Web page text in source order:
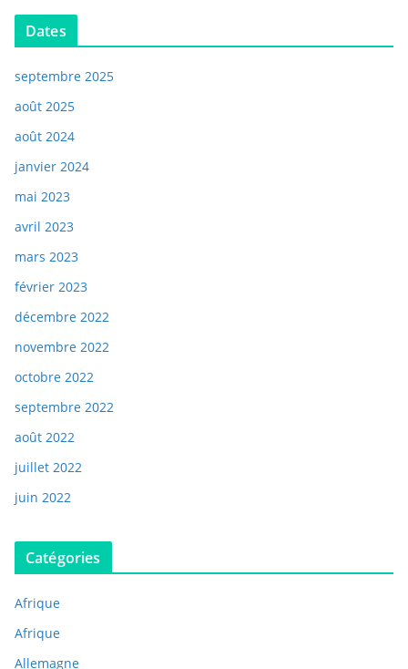
Dates
septembre 2025
août 2025
août 2024
janvier 2024
mai 2023
avril 2023
mars 2023
février 2023
décembre 2022
novembre 2022
octobre 2022
septembre 2022
août 2022
juillet 2022
juin 2022
Catégories
Afrique
Afrique
Allemagne